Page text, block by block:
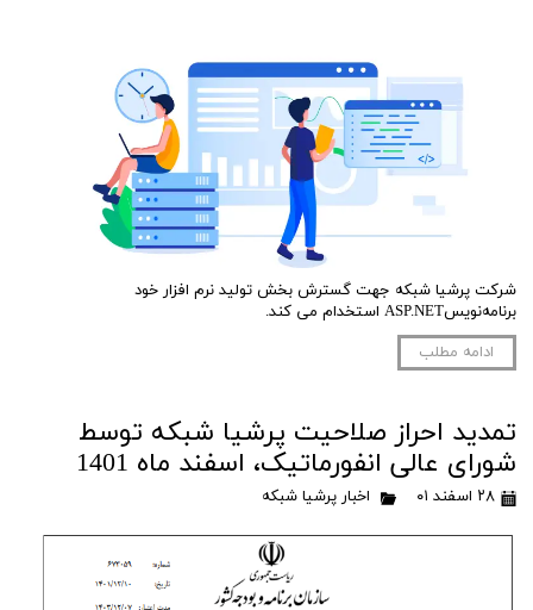
شرکت پرشیا شبکه جهت گسترش بخش تولید نرم افزار خود
برنامه‌نویسASP.NET استخدام می کند.
ادامه مطلب
تمدید احراز صلاحیت پرشیا شبکه توسط
شورای عالی انفورماتیک، اسفند ماه 1401
۲۸ اسفند ۰۱ اخبار پرشیا شبکه